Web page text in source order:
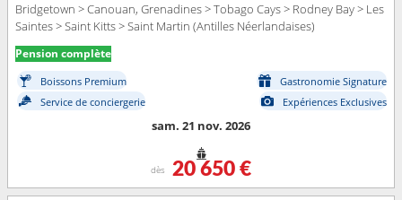
Bridgetown > Canouan, Grenadines > Tobago Cays > Rodney Bay > Les
Saintes > Saint Kitts > Saint Martin (Antilles Néerlandaises)
Pension complète
Boissons Premium
Gastronomie Signature
Service de conciergerie
Expériences Exclusives
sam. 21 nov. 2026
dès 20 650 €